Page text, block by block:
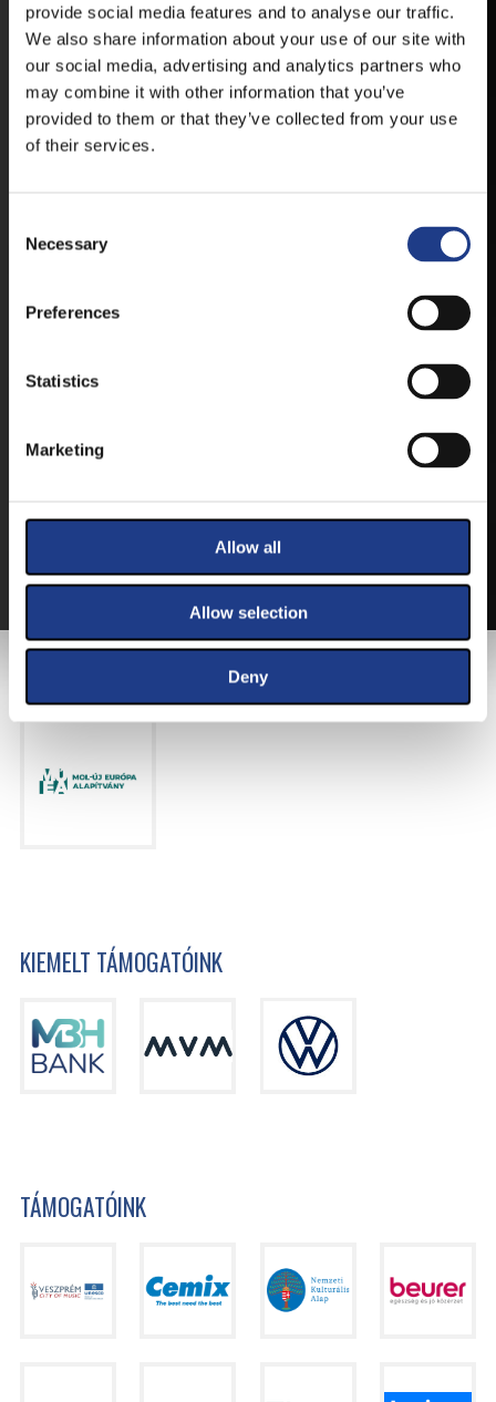
provide social media features and to analyse our traffic.
We also share information about your use of our site with
our social media, advertising and analytics partners who
may combine it with other information that you’ve
provided to them or that they’ve collected from your use
of their services.
Necessary
Preferences
Statistics
Marketing
Allow all
Allow selection
Deny
JEGYEK
ONLINE!
FIZETÉSSEL!
A JEGYVÁSÁRLÁSI INFORMÁCIÓKAT ITT TALÁLJA.
ELÉRHETŐ ANDROID ÉS IOS RENDSZEREKRE AZ
ISMERT HELYEKEN, VAGY IDE KATTINTVA :
KIEMELT TÁMOGATÓINK
TÁMOGATÓINK